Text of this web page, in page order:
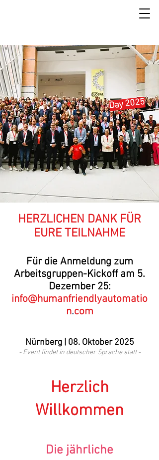
Day 2025
HERZLICHEN DANK FÜR
EURE TEILNAHME
Für die Anmeldung zum
Arbeitsgruppen-Kickoff am 5.
Dezember 25:
info@humanfriendlyautomatio
n.com
Nürnberg | 08. Oktober 2025
- Event findet in deutscher Sprache statt-
Herzlich
Willkommen
Die jährliche